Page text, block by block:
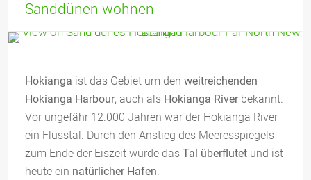
Sanddünen wohnen
Hokianga ist das Gebiet um den weitreichenden
Hokianga Harbour, auch als Hokianga Riverbekannt.
Vor ungefähr 12.000 Jahren war der Hokianga River
ein Flusstal. Durch den Anstieg des Meeresspiegels
zum Ende der Eiszeit wurde das Tal überflutet und ist
heute ein natürlicher Hafen.